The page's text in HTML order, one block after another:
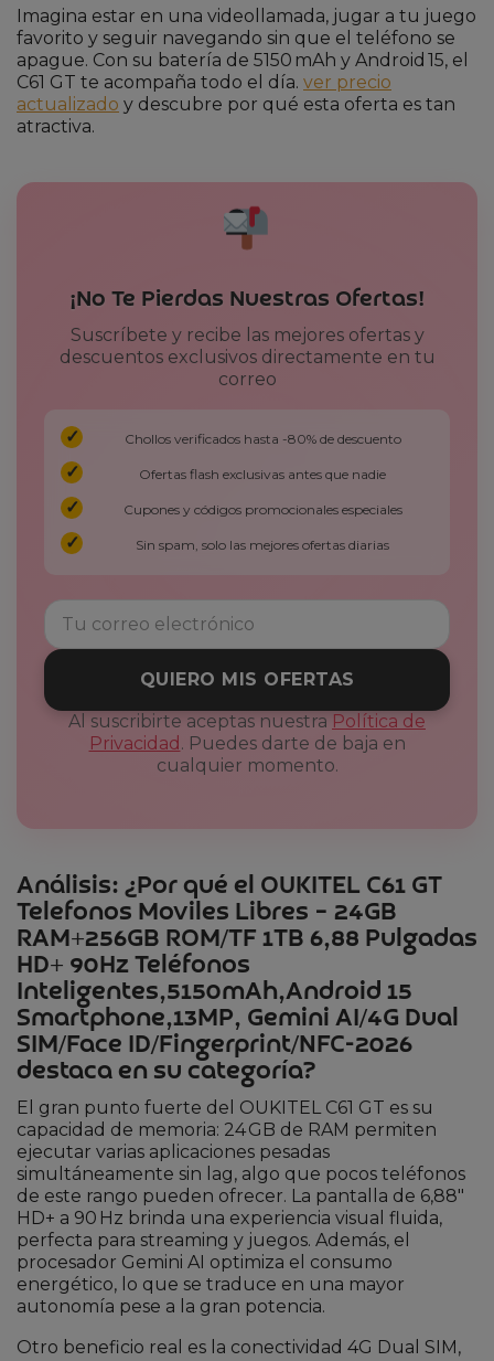
Imagina estar en una videollamada, jugar a tu juego
favorito y seguir navegando sin que el teléfono se
apague. Con su batería de 5150 mAh y Android 15, el
C61 GT te acompaña todo el día. ver precio
actualizado y descubre por qué esta oferta es tan
atractiva.
¡No Te Pierdas Nuestras Ofertas!
Suscríbete y recibe las mejores ofertas y
descuentos exclusivos directamente en tu
correo
Chollos verificados hasta -80% de descuento
Ofertas flash exclusivas antes que nadie
Cupones y códigos promocionales especiales
Sin spam, solo las mejores ofertas diarias
QUIERO MIS OFERTAS
Al suscribirte aceptas nuestra Política de
Privacidad . Puedes darte de baja en
cualquier momento.
Análisis: ¿Por qué el OUKITEL C61 GT
Telefonos Moviles Libres – 24GB
RAM+256GB ROM/TF 1TB 6,88 Pulgadas
HD+ 90Hz Teléfonos
Inteligentes,5150mAh,Android 15
Smartphone,13MP, Gemini AI/4G Dual
SIM/Face ID/Fingerprint/NFC-2026
destaca en su categoría?
El gran punto fuerte del OUKITEL C61 GT es su
capacidad de memoria: 24 GB de RAM permiten
ejecutar varias aplicaciones pesadas
simultáneamente sin lag, algo que pocos teléfonos
de este rango pueden ofrecer. La pantalla de 6,88″
HD+ a 90 Hz brinda una experiencia visual fluida,
perfecta para streaming y juegos. Además, el
procesador Gemini AI optimiza el consumo
energético, lo que se traduce en una mayor
autonomía pese a la gran potencia.
Otro beneficio real es la conectividad 4G Dual SIM,